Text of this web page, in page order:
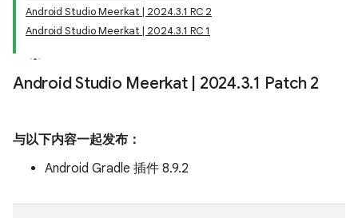
Android Studio Meerkat | 2024.3.1 RC 2
Android Studio Meerkat | 2024.3.1 RC 1
Android Studio Meerkat 2024.3.1 Patch 2
与以下内容一起发布：
Android Gradle 插件 8.9.2